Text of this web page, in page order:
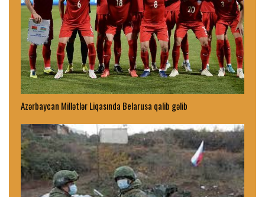
Azərbaycan Millətlər Liqasında Belarusa qalib gəlib